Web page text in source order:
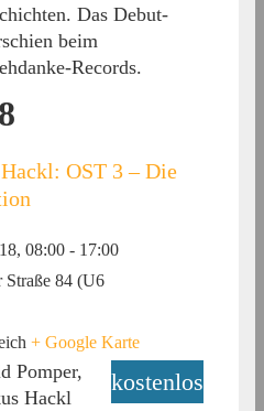
Das Debut-
beim
Records.
OST 3 – Die
08:00 - 17:00
Straße 84 (U6
+ Google Karte
kostenlos
Pomper,
Hackl